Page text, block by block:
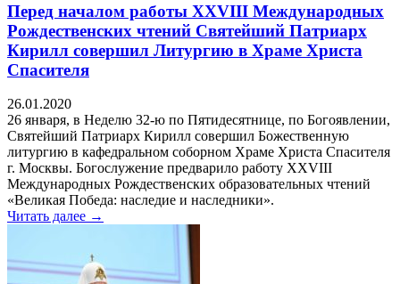
Перед началом работы XXVIII Международных
Рождественских чтений Святейший Патриарх
Кирилл совершил Литургию в Храме Христа
Спасителя
26.01.2020
26 января, в Неделю 32-ю по Пятидесятнице, по Богоявлении,
Святейший Патриарх Кирилл совершил Божественную
литургию в кафедральном соборном Храме Христа Спасителя
г. Москвы. Богослужение предварило работу XXVIII
Международных Рождественских образовательных чтений
«Великая Победа: наследие и наследники».
Читать далее →